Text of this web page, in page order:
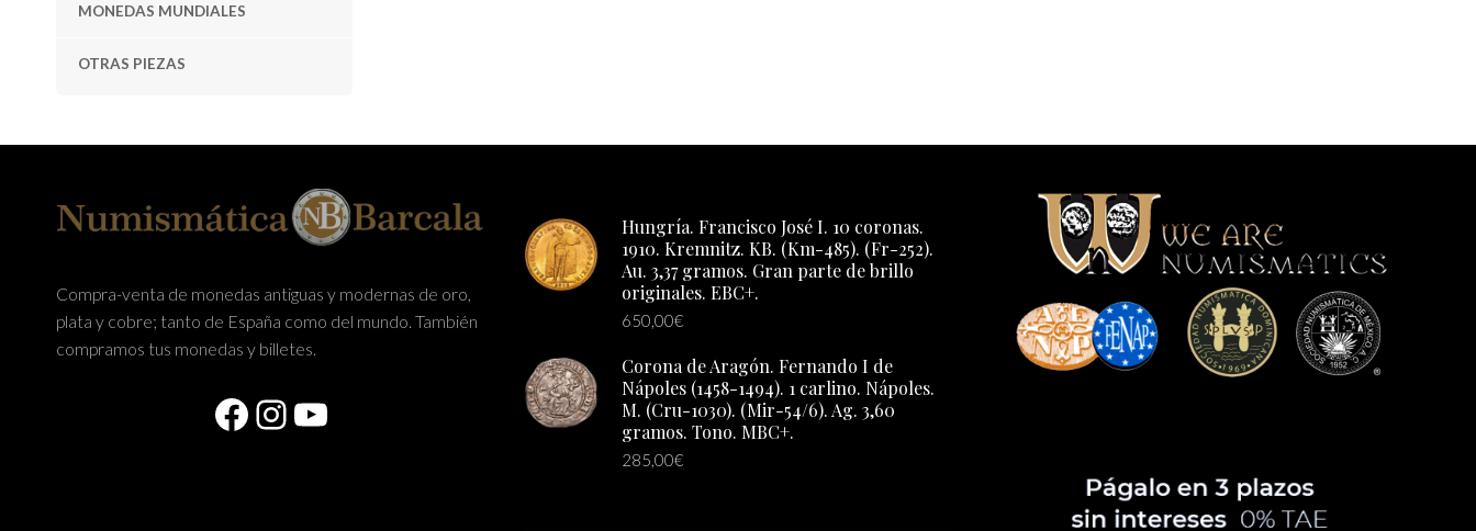
MONEDAS MUNDIALES
OTRAS PIEZAS
Compra-venta de monedas antiguas y modernas de oro,
plata y cobre; tanto de España como del mundo. También
compramos tus monedas y billetes.
Facebook
Instagram
YouTube
Hungría. Francisco José I. 10 coronas.
1910. Kremnitz. KB. (Km-485). (Fr-252).
Au. 3,37 gramos. Gran parte de brillo
originales. EBC+.
650,00€
Corona de Aragón. Fernando I de
Nápoles (1458-1494). 1 carlino. Nápoles.
M. (Cru-1030). (Mir-54/6). Ag. 3,60
gramos. Tono. MBC+.
285,00€